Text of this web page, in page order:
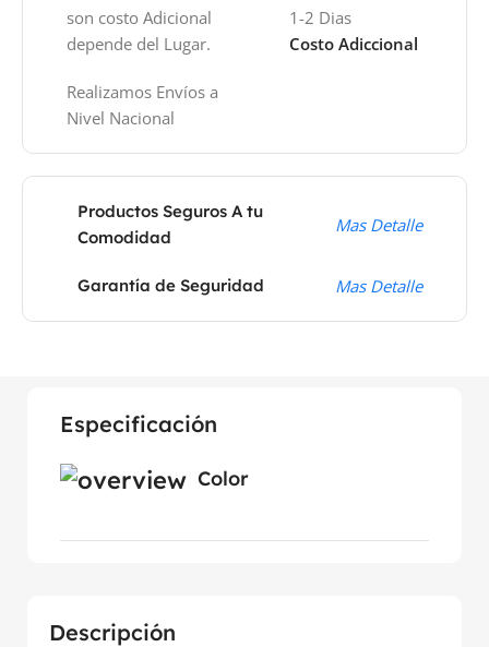
son costo Adicional
depende del Lugar.
Realizamos Envíos a
Nivel Nacional
1-2 Dias
Costo Adiccional
Productos Seguros A tu
Comodidad
Mas Detalle
Garantía de Seguridad Mas Detalle
Descripción
Especificación
Color